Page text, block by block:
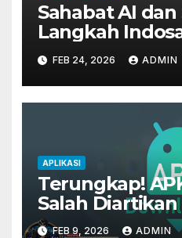
Sahabat AI
Langkah
FEB 24, 2026 ADMIN
APLIKASI
Terungkap!
Salah Diartikan
FEB 9, 2026 ADMIN